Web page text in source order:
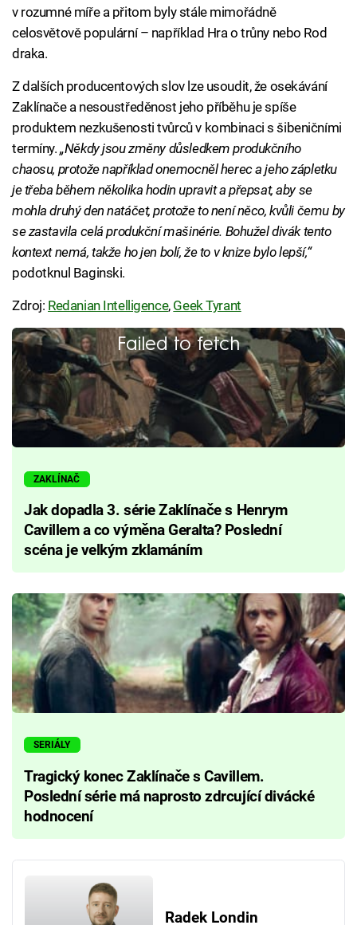
v rozumné míře a přitom byly stále mimořádně
celosvětově populární – například Hra o trůny nebo Rod
draka.
Z dalších producentových slov lze usoudit, že osekávání
Zaklínače a nesoustředěnost jeho příběhu je spíše
produktem nezkušenosti tvůrců v kombinaci s šibeničními
termíny.„Někdy jsou změny důsledkem produkčního
chaosu, protože například onemocněl herec a jeho zápletku
je třeba během několika hodin upravit a přepsat, aby se
mohla druhý den natáčet, protože to není něco, kvůli čemu by
se zastavila celá produkční mašinérie. Bohužel divák tento
kontext nemá, takže ho jen bolí, že to v knize bylo lepší,“
podotknul Baginski.
Zdroj: Redanian Intelligence, Geek Tyrant
Failed to fetch
ZAKLÍNAČ
Jak dopadla 3. série Zaklínače s Henrym
Cavillem a co výměna Geralta? Poslední
scéna je velkým zklamáním
SERIÁLY
Tragický konec Zaklínače s Cavillem.
Poslední série má naprosto zdrcující divácké
hodnocení
Radek Londin